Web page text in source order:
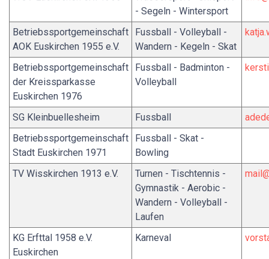
- Segeln - Wintersport
Betriebssportgemeinschaft
AOK Euskirchen 1955 e.V.
Fussball - Volleyball -
Wandern - Kegeln - Skat
Betriebssportgemeinschaft
der Kreissparkasse
Euskirchen 1976
Fussball - Badminton -
Volleyball
SG Kleinbuellesheim Fussball
Betriebssportgemeinschaft
Stadt Euskirchen 1971
Fussball - Skat -
Bowling
TV Wisskirchen 1913 e.V.
Turnen - Tischtennis -
Gymnastik - Aerobic -
Wandern - Volleyball -
Laufen
KG Erfttal 1958 e.V.
Euskirchen
Karneval